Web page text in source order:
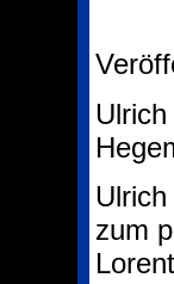
zum